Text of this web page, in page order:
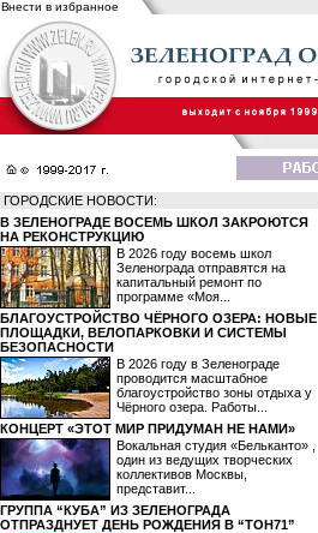
Внести в избранное
ГОРОДСКИЕ НОВОСТИ:
В ЗЕЛЕНОГРАДЕ ВОСЕМЬ ШКОЛ ЗАКРОЮТСЯ
НА РЕКОНСТРУКЦИЮ
В 2026 году восемь школ
Зеленограда отправятся на
капитальный ремонт по
программе «Моя...
БЛАГОУСТРОЙСТВО ЧЁРНОГО ОЗЕРА: НОВЫЕ
ПЛОЩАДКИ, ВЕЛОПАРКОВКИ И СИСТЕМЫ
БЕЗОПАСНОСТИ
В 2026 году в Зеленограде
проводится масштабное
благоустройство зоны отдыха у
Чёрного озера. Работы...
КОНЦЕРТ «ЭТОТ МИР ПРИДУМАН НЕ НАМИ»
Вокальная студия «Бельканто» ,
один из ведущих творческих
коллективов Москвы,
представит...
ГРУППА “КУБА” ИЗ ЗЕЛЕНОГРАДА
ОТПРАЗДНУЕТ ДЕНЬ РОЖДЕНИЯ В “ТОН71”